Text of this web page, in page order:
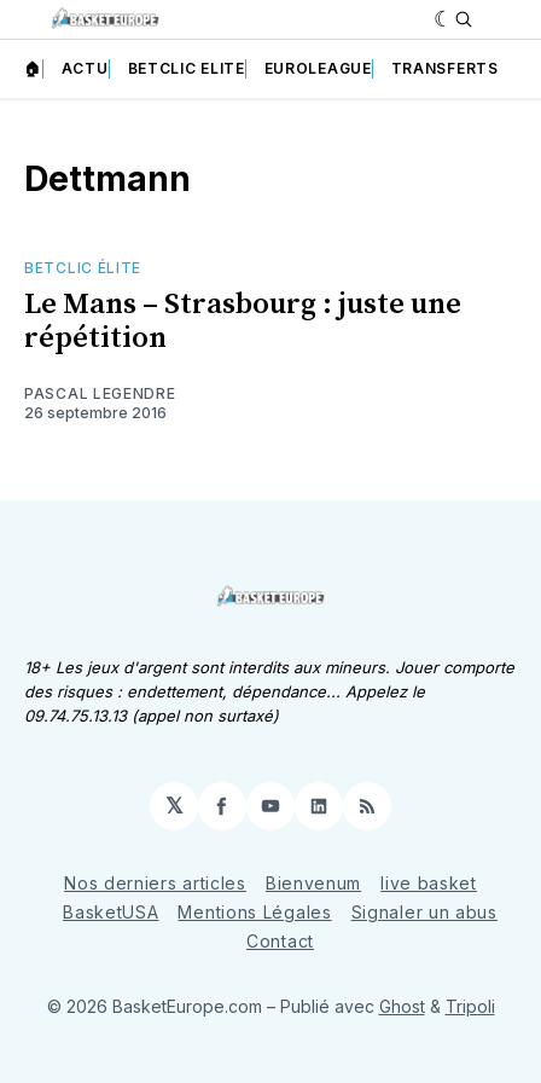
🏠 ACTU BETCLIC ELITE EUROLEAGUE TRANSFERTS
Dettmann
BETCLIC ÉLITE
Le Mans – Strasbourg : juste une
répétition
PASCAL LEGENDRE
26 septembre 2016
18+ Les jeux d'argent sont interdits aux mineurs. Jouer comporte
des risques : endettement, dépendance... Appelez le
09.74.75.13.13 (appel non surtaxé)
𝕏 Facebook
YouTube
LinkedIn
RSS
Nos derniers articles Bienvenum
live basket
BasketUSA
Mentions Légales
Signaler un abus
Contact
© 2026 BasketEurope.com – Publié avec Ghost& Tripoli